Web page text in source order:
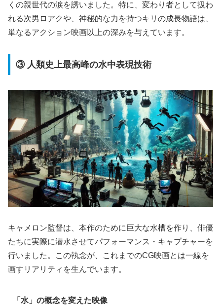
くの親世代の涙を誘いました。特に、変わり者として扱わ
れる次男ロアクや、神秘的な力を持つキリの成長物語は、
単なるアクション映画以上の深みを与えています。
③ 人類史上最高峰の水中表現技術
キャメロン監督は、本作のために巨大な水槽を作り、俳優
たちに実際に潜水させてパフォーマンス・キャプチャーを
行いました。この執念が、これまでのCG映画とは一線を
画すリアリティを生んでいます。
「水」の概念を変えた映像